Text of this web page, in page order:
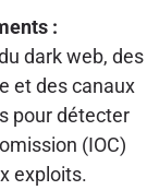
:
dark web, des
et des canaux
pour détecter
(IOC)
exploits.